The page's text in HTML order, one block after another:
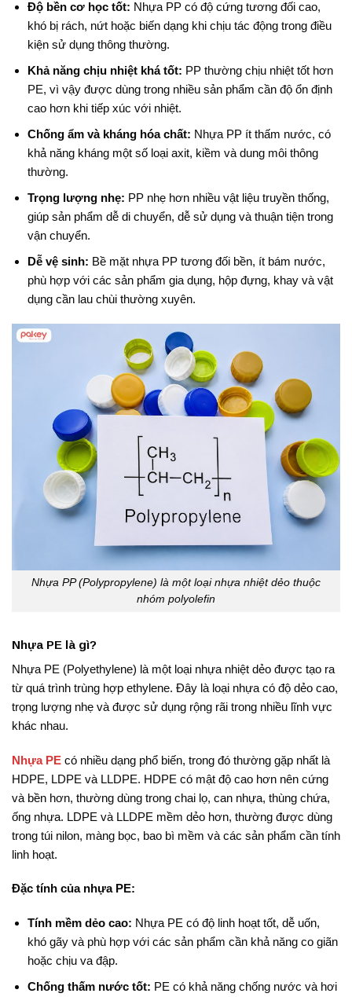
Độ bền cơ học tốt: Nhựa PP có độ cứng tương đối cao,
khó bị rách, nứt hoặc biến dạng khi chịu tác động trong điều
kiện sử dụng thông thường.
Khả năng chịu nhiệt khá tốt: PP thường chịu nhiệt tốt hơn
PE, vì vậy được dùng trong nhiều sản phẩm cần độ ổn định
cao hơn khi tiếp xúc với nhiệt.
Chống ẩm và kháng hóa chất: Nhựa PP ít thấm nước, có
khả năng kháng một số loại axit, kiềm và dung môi thông
thường.
Trọng lượng nhẹ: PP nhẹ hơn nhiều vật liệu truyền thống,
giúp sản phẩm dễ di chuyển, dễ sử dụng và thuận tiện trong
vận chuyển.
Dễ vệ sinh: Bề mặt nhựa PP tương đối bền, ít bám nước,
phù hợp với các sản phẩm gia dụng, hộp đựng, khay và vật
dụng cần lau chùi thường xuyên.
Nhựa PP (Polypropylene) là một loại nhựa nhiệt dẻo thuộc
nhóm polyolefin
Nhựa PE là gì?
Nhựa PE (Polyethylene) là một loại nhựa nhiệt dẻo được tạo ra
từ quá trình trùng hợp ethylene. Đây là loại nhựa có độ dẻo cao,
trọng lượng nhẹ và được sử dụng rộng rãi trong nhiều lĩnh vực
khác nhau.
Nhựa PE có nhiều dạng phổ biến, trong đó thường gặp nhất là
HDPE, LDPE và LLDPE. HDPE có mật độ cao hơn nên cứng
và bền hơn, thường dùng trong chai lọ, can nhựa, thùng chứa,
ống nhựa. LDPE và LLDPE mềm dẻo hơn, thường được dùng
trong túi nilon, màng bọc, bao bì mềm và các sản phẩm cần tính
linh hoạt.
Đặc tính của nhựa PE:
Tính mềm dẻo cao: Nhựa PE có độ linh hoạt tốt, dễ uốn,
khó gãy và phù hợp với các sản phẩm cần khả năng co giãn
hoặc chịu va đập.
Chống thấm nước tốt: PE có khả năng chống nước và hơi